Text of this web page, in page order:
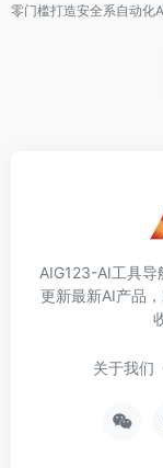
零门槛打造安全系自动化
AIG123-AI工具
更新最新AI产品
关于我们